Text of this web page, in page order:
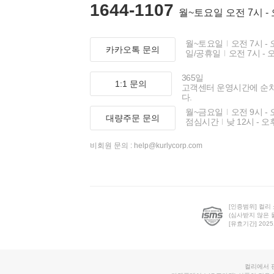
1644-1107 월~토요일 오전 7시 -
카카오톡 문의
월~토요일
오전 7시 -
일/공휴일
오전 7시 -
1:1 문의
365일
고객센터 운영시간에 순
다.
대량주문 문의
월~금요일
오전 9시 -
점심시간
낮 12시 - 오
비회원 문의 : help@kurlycorp.com
[인증범위] 컬리
(심사받지 않은
[유효기간]
컬리에서